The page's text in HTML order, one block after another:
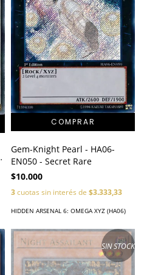
Gem-Knight Pearl - HA06-
EN050 - Secret Rare
$10.000
3cuotas sin interés de $3.333,33
HIDDEN ARSENAL 6: OMEGA XYZ (HA06)
SIN STOCK